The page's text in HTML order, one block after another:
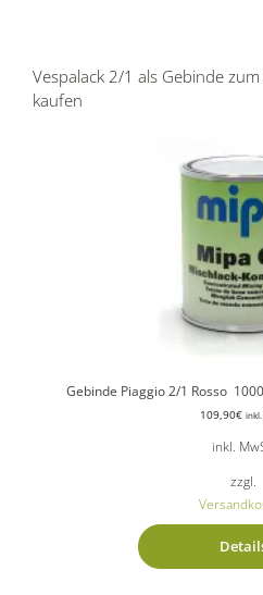
Vespalack 2/1 als Gebinde
kaufen
Gebinde Piaggio 2/1 Rosso
109,90€ inkl.
inkl.
zzgl.